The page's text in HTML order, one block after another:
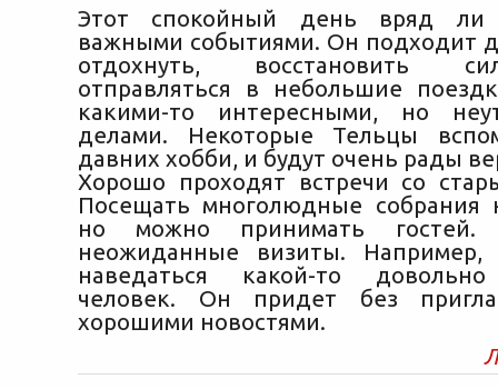
Этот спокойный день вряд ли
важными событиями. Он подходит
отдохнуть, восстановить
отправляться в небольшие
какими-то интересными, но
делами. Некоторые Тельцы
давних хобби, и будут очень рады
Хорошо проходят встречи со
Посещать многолюдные собрания
но можно принимать
неожиданные визиты.
наведаться какой-то
человек. Он придет без
хорошими новостями.